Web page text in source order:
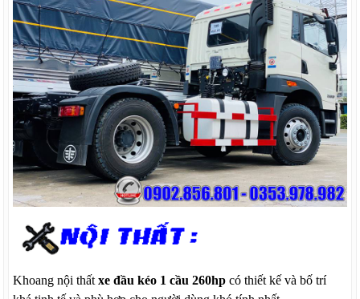
Khoang nội thấtxe đầu kéo 1 cầu 260hp có thiết kế và bố trí